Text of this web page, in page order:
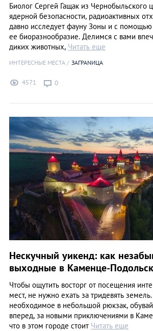
Биолог Сергей Гащак из Чернобыльского
ядерной безопасности, радиоактивных
давно исследует фауну Зоны и с
ее биоразнообразие. Делимся с вами
диких животных, Читать еще
ИНТЕРЕСНЫЕ МЕСТА ЗАГРАNИЦА
4571 0
Нескучный уикенд: как
выходные в Каменце-
Чтобы ощутить восторг от посещения
мест, не нужно ехать за тридевять
необходимое в небольшой рюкзак,
вперед, за новыми приключениями в
что в этом городе стоит Читать еще